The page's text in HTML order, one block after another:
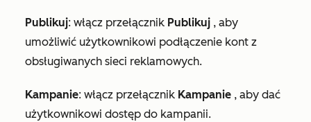
Publikuj: włącz przełącznik Publikuj , aby
umożliwić użytkownikowi podłączenie kont z
obsługiwanych sieci reklamowych.
Kampanie: włącz przełącznik Kampanie , aby dać
użytkownikowi dostęp do kampanii.